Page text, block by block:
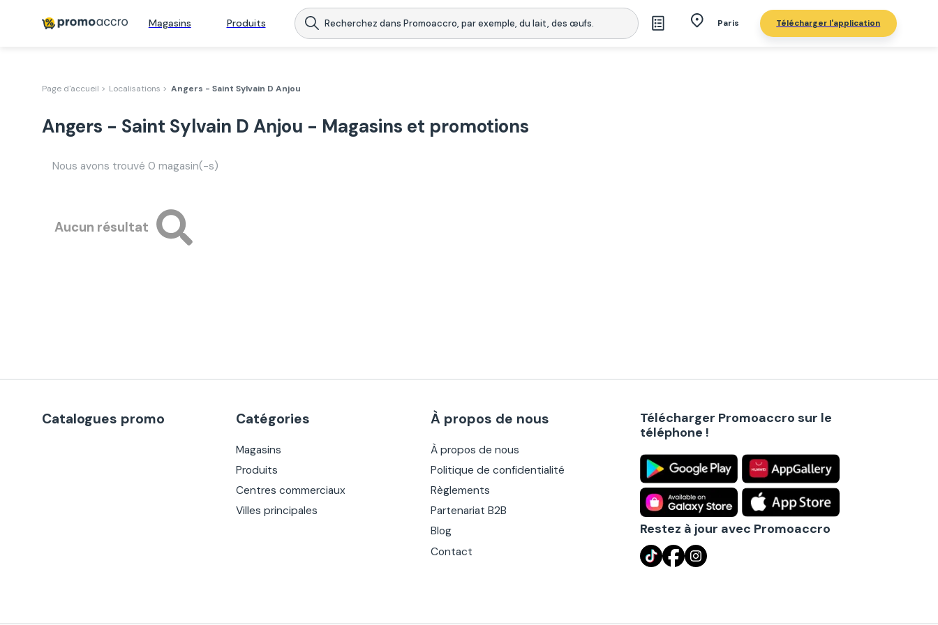
Magasins Produits Paris Télécharger l'application
Page d'accueil > Localisations > Angers - Saint Sylvain D Anjou
Angers - Saint Sylvain D Anjou - Magasins et promotions
Nous avons trouvé 0 magasin(-s)
Aucun résultat
Catalogues promo Catégories
Magasins
Produits
Centres commerciaux
Villes principales
À propos de nous
À propos de nous
Politique de confidentialité
Règlements
Partenariat B2B
Blog
Contact
Télécharger Promoaccro sur le
téléphone !
Restez à jour avec Promoaccro